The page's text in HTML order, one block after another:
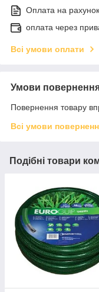
Оплата на рахунок
оплата через
Всі умови оплати
Умови
Повернення товару
Всі умови
Подібні товари